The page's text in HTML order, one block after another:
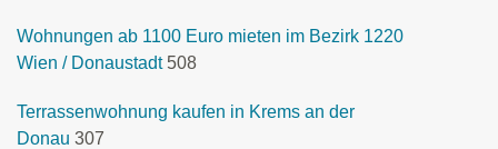
Wohnungen ab 1100 Euro mieten im Bezirk 1220
Wien / Donaustadt 508
Terrassenwohnung kaufen in Krems an der
Donau 307